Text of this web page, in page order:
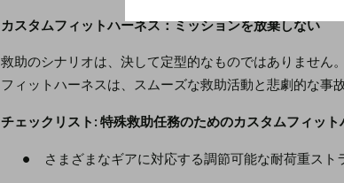
カスタムフィットハーネス：ミッションを放棄しない
救助のシナリオは、決して定型的なものではありません
フィットハーネスは、スムーズな救助活動と悲劇的な事
チェックリスト: 特殊救助任務のためのカスタムフィット
● さまざまなギアに対応する調節可能な耐荷重スト